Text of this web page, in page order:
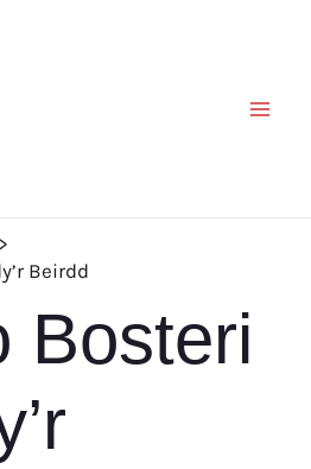
Beirdd
Bosteri